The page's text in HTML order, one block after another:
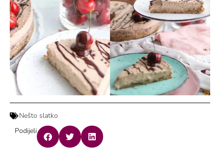
Nešto slatko
Podijeli